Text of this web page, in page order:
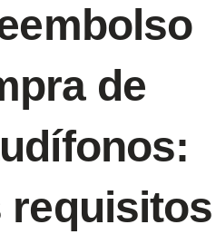
de
requisitos